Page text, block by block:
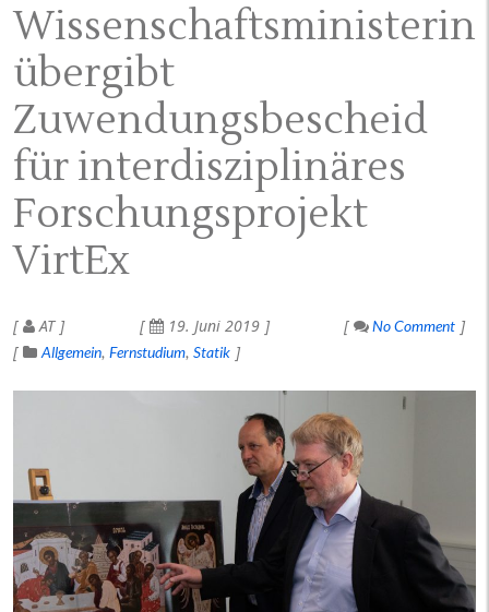
Wissenschaftsministerin
übergibt
Zuwendungsbescheid
für interdisziplinäres
Forschungsprojekt
VirtEx
AT 19. Juni 2019
No Comment
Allgemein Fernstudium Statik